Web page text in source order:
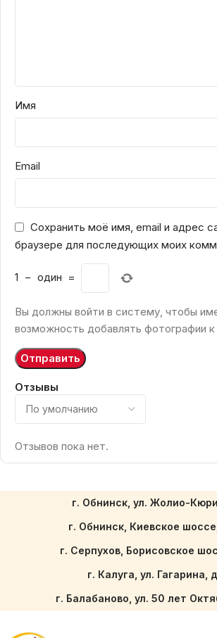
Отзывы
Отзывов пока нет.
Имя
Email
Сохранить моё имя, email и адрес
браузере для последующих моих
1 − один =
Вы должны войти в систему, чтобы
возможность добавлять фотографии
г. Обнинск, ул. Жолио-
г. Обнинск, Киевское
г. Серпухов, Борисовское
г. Калуга, ул. Гагарина,
г. Балабаново, ул. 50 лет